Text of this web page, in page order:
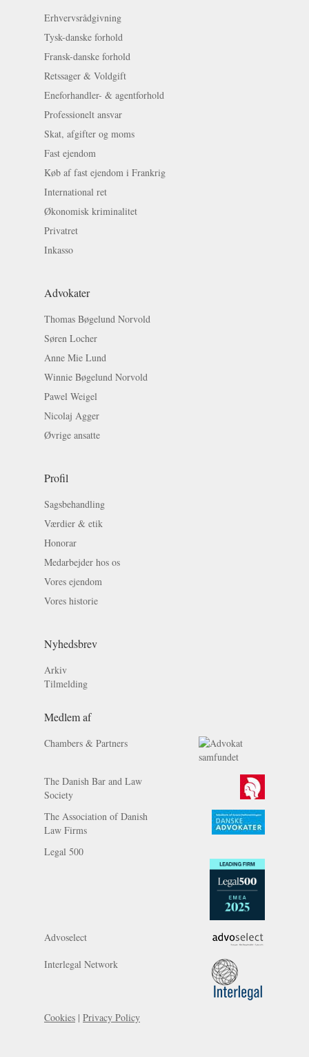
Erhvervsrådgivning
Tysk-danske forhold
Fransk-danske forhold
Retssager & Voldgift
Eneforhandler- & agentforhold
Professionelt ansvar
Skat, afgifter og moms
Fast ejendom
Køb af fast ejendom i Frankrig
International ret
Økonomisk kriminalitet
Privatret
Inkasso
Advokater
Thomas Bøgelund Norvold
Søren Locher
Anne Mie Lund
Winnie Bøgelund Norvold
Pawel Weigel
Nicolaj Agger
Øvrige ansatte
Profil
Sagsbehandling
Værdier & etik
Honorar
Medarbejder hos os
Vores ejendom
Vores historie
Nyhedsbrev
Arkiv
Tilmelding
Medlem af
Chambers & Partners
The Danish Bar and Law
Society
The Association of Danish
Law Firms
Legal 500
Advoselect
Interlegal Network
Cookies | Privacy Policy